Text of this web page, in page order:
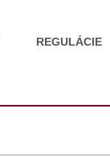
REGULÁCIE